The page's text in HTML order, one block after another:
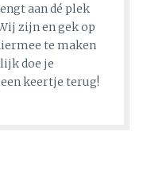
aan dé plek
zijn en gek op
te maken
doe je
keertje terug!